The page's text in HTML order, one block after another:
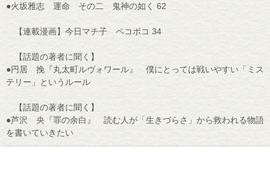
●火坂雅志 運命 その二 鬼神の如く 62
【連載漫画】今日マチ子 ペコポコ 34
【話題の著者に聞く】
●円居 挽『丸太町ルヴォワール』 僕にとっては戦いやすい「ミス
テリー」というルール
【話題の著者に聞く】
●芦沢 央『罪の余白』 読む人が「生きづらさ」から救われる物語
を書いていきたい